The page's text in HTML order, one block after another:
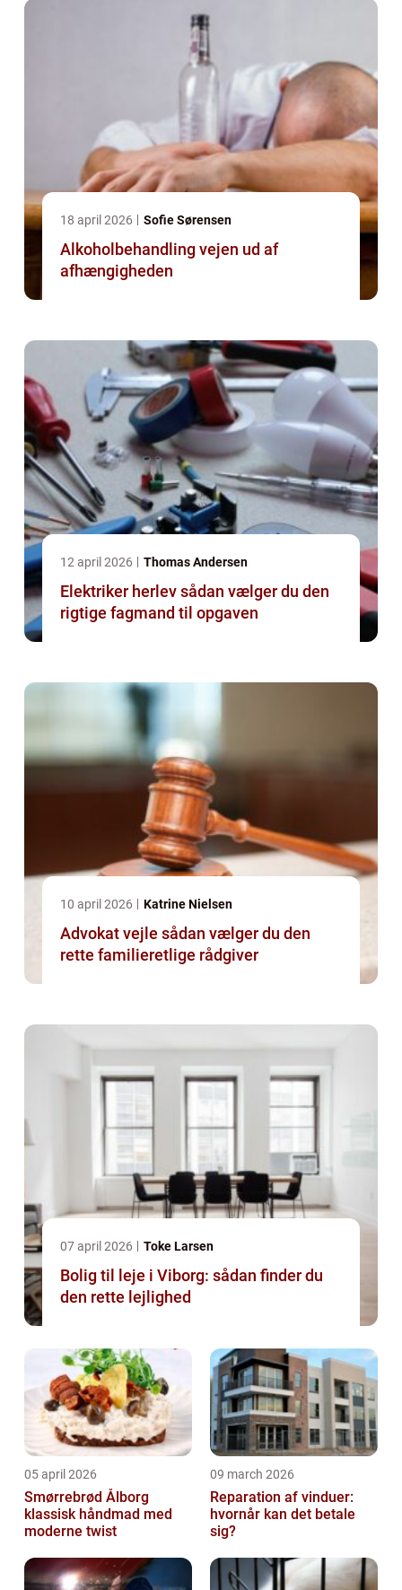
18 april 2026 Sofie Sørensen
Alkoholbehandling vejen ud af
afhængigheden
12 april 2026 Thomas Andersen
Elektriker herlev sådan vælger du den
rigtige fagmand til opgaven
10 april 2026 Katrine Nielsen
Advokat vejle sådan vælger du den
rette familieretlige rådgiver
07 april 2026 Toke Larsen
Bolig til leje i Viborg: sådan finder du
den rette lejlighed
05 april 2026
Smørrebrød Ålborg
klassisk håndmad med
moderne twist
09 march 2026
Reparation af vinduer:
hvornår kan det betale
sig?